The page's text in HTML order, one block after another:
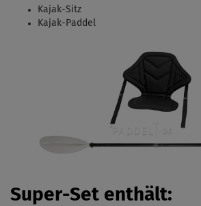
Kajak-Sitz
Kajak-Paddel
Super-Set enthält: